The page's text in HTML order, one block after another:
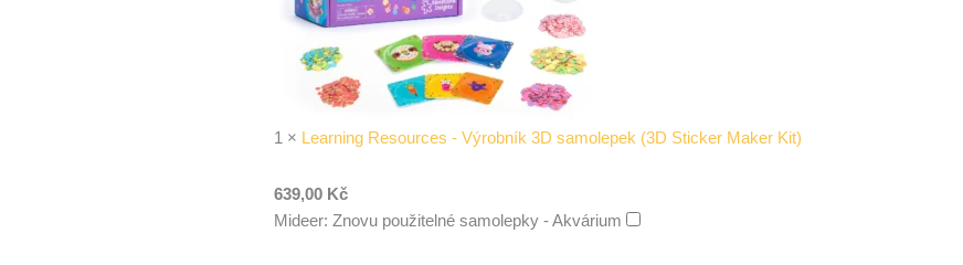
1 × Learning Resources - Výrobník 3D samolepek (3D Sticker Maker Kit)
639,00 Kč
Mideer: Znovu použitelné samolepky - Akvárium